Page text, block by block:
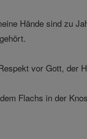
Hände sind zu
vor Gott, der
Flachs in der